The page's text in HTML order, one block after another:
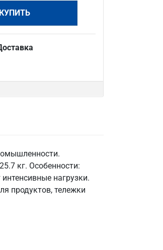
КУПИТЬ
кг. Особенности:
нагрузки.
продуктов, тележки